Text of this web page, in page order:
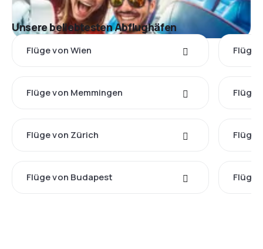
Unsere beliebtesten Abflughäfen
Flüge von Wien Flüge
Flüge von Memmingen Flüge
Flüge von Zürich Flüge
Flüge von Budapest Flüge